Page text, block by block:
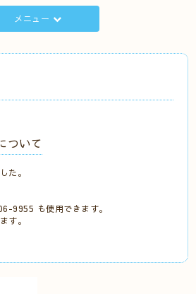
メニュー
ついて
た。
9955 も使用できます。
す。